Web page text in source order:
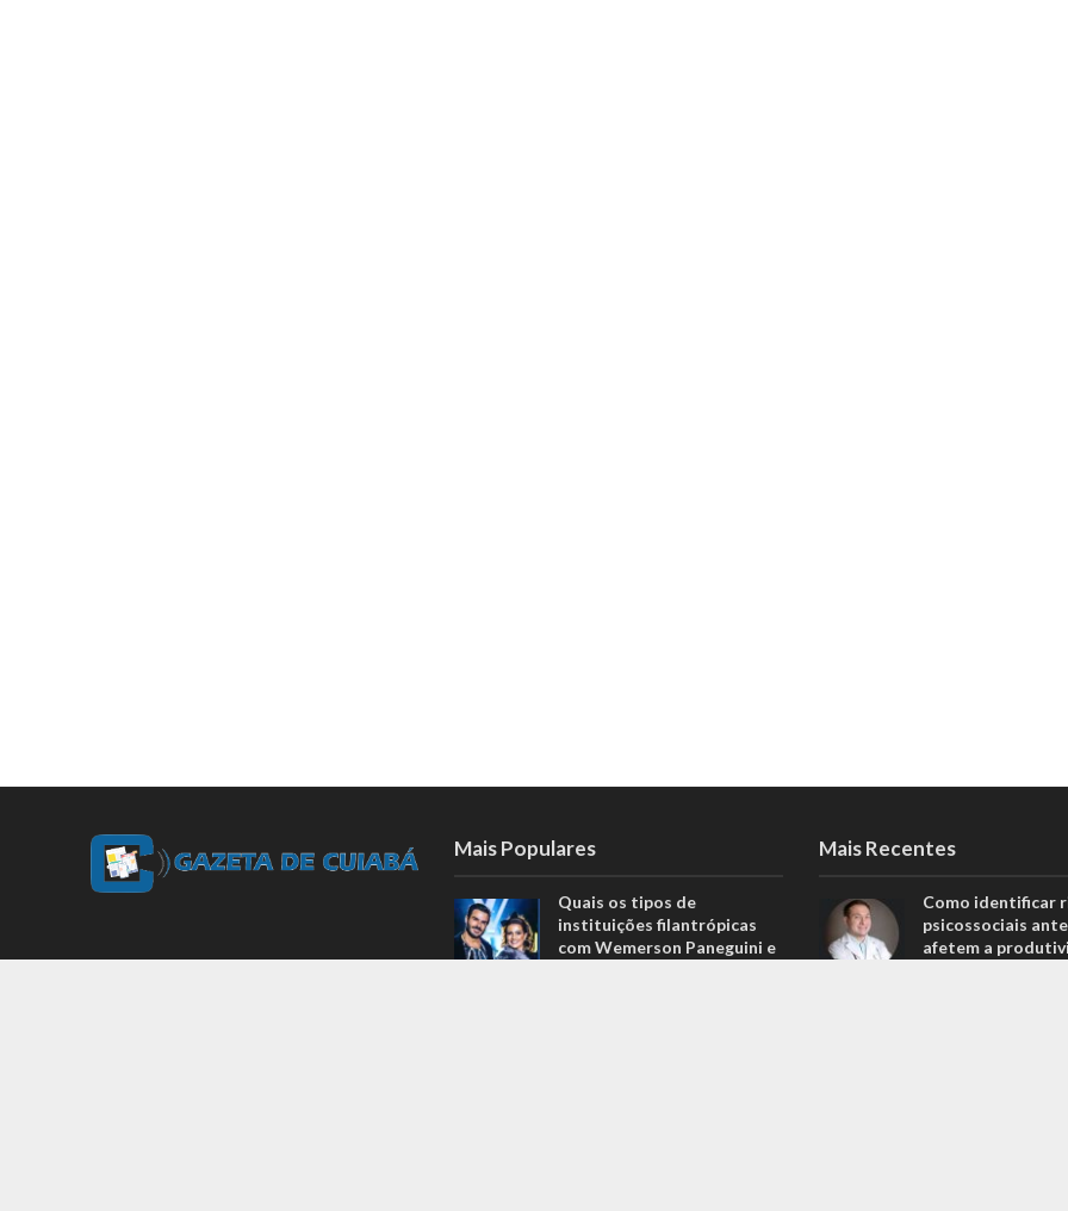
Mais Populares
Quais os tipos de
instituições filantrópicas
com Wemerson Paneguini e
Mais Recentes
Como identificar
psicossociais
afetem a